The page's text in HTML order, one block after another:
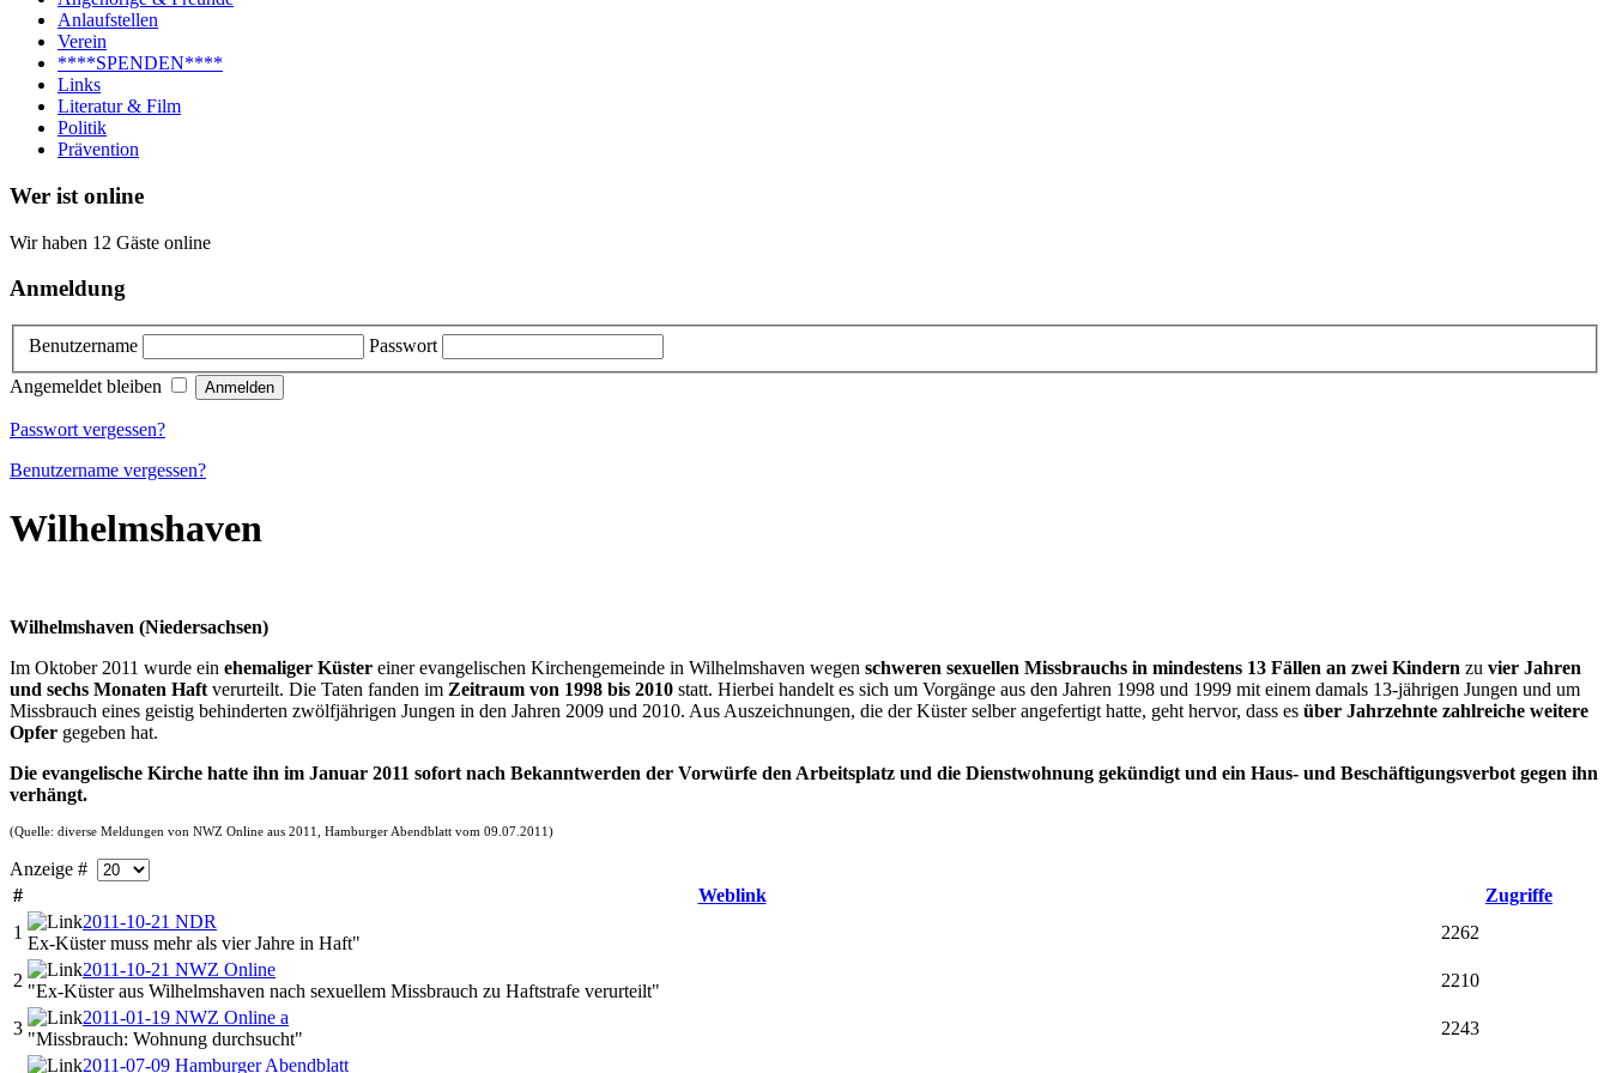
Anlaufstellen
Verein
****SPENDEN****
Links
Literatur & Film
Politik
Prävention
Wer ist online
Wir haben 12 Gäste online
Anmeldung
Benutzername
Passwort
Angemeldet bleiben
Passwort vergessen?
Benutzername vergessen?
Wilhelmshaven
Wilhelmshaven (Niedersachsen)
Im Oktober 2011 wurde ein ehemaliger Küster einer evangelischen Kirchengemeinde in Wilhelmshaven wegen schweren sexuellen Missbrauchs in mindestens 13 Fällen an zwei Kindern zu vier Jahren
und sechs Monaten Haftverurteilt. Die Taten fanden im Zeitraum von 1998 bis 2010 statt. Hierbei handelt es sich um Vorgänge aus den Jahren 1998 und 1999 mit einem damals 13-jährigen Jungen und um
Missbrauch eines geistig behinderten zwölfjährigen Jungen in den Jahren 2009 und 2010. Aus Auszeichnungen, die der Küster selber angefertigt hatte, geht hervor, dass es über Jahrzehnte zahlreiche weitere
Opfer gegeben hat.
Die evangelische Kirche hatte ihn im Januar 2011 sofort nach Bekanntwerden der Vorwürfe den Arbeitsplatz und die Dienstwohnung gekündigt und ein Haus- und Beschäftigungsverbot gegen ihn
verhängt.
(Quelle: diverse Meldungen von NWZ Online aus 2011, Hamburger Abendblatt vom 09.07.2011)
Anzeige #
#
Weblink
Zugriffe
1
2011-10-21 NDR
Ex-Küster muss mehr als vier Jahre in Haft"
2262
2
2011-10-21 NWZ Online
"Ex-Küster aus Wilhelmshaven nach sexuellem Missbrauch zu Haftstrafe verurteilt"
2210
3
2011-01-19 NWZ Online a
"Missbrauch: Wohnung durchsucht"
2243
2011-07-09 Hamburger Abendblatt